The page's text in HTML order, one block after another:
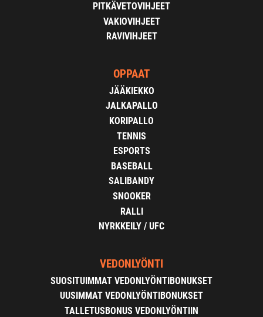
PITKÄVETOVIHJEET
VAKIOVIHJEET
RAVIVIHJEET
OPPAAT
JÄÄKIEKKO
JALKAPALLO
KORIPALLO
TENNIS
ESPORTS
BASEBALL
SALIBANDY
SNOOKER
RALLI
NYRKKEILY / UFC
VEDONLYÖNTI
SUOSITUIMMAT VEDONLYÖNTIBONUKSET
UUSIMMAT VEDONLYÖNTIBONUKSET
TALLETUSBONUS VEDONLYÖNTIIN